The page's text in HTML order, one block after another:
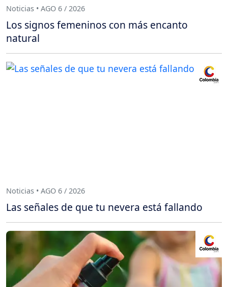
Noticias • AGO 6 / 2026
Los signos femeninos con más encanto
natural
Noticias • AGO 6 / 2026
Las señales de que tu nevera está fallando